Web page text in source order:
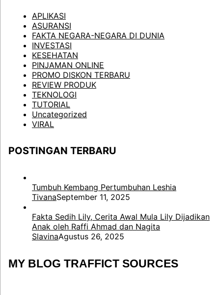
APLIKASI
ASURANSI
FAKTA NEGARA-NEGARA DI DUNIA
INVESTASI
KESEHATAN
PINJAMAN ONLINE
PROMO DISKON TERBARU
REVIEW PRODUK
TEKNOLOGI
TUTORIAL
Uncategorized
VIRAL
POSTINGAN TERBARU
Tumbuh Kembang Pertumbuhan Leshia
TivanaSeptember 11, 2025
Fakta Sedih Lily, Cerita Awal Mula Lily Dijadikan
Anak oleh Raffi Ahmad dan Nagita
SlavinaAgustus 26, 2025
MY BLOG TRAFFICT SOURCES